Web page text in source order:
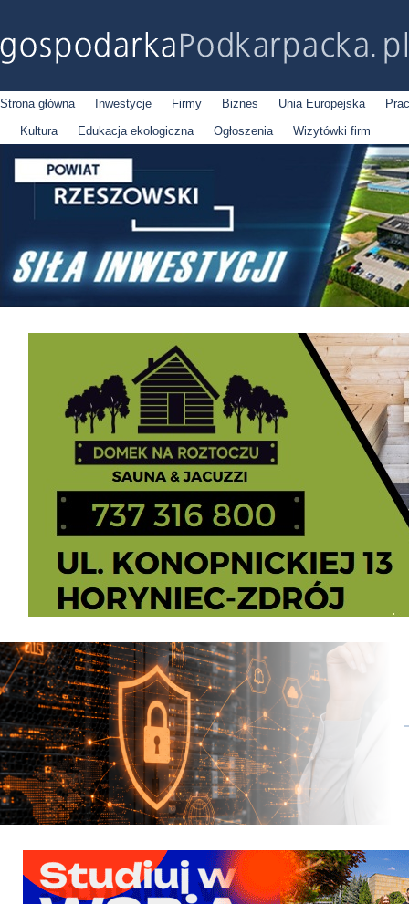
Strona główna Inwestycje Firmy Biznes Unia Europejska
Kultura
Edukacja ekologiczna Ogłoszenia Wizytówki firm